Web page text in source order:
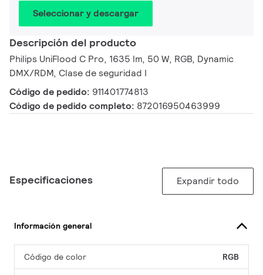
Seleccionar y descargar
Descripción del producto
Philips UniFlood C Pro, 1635 lm, 50 W, RGB, Dynamic
DMX/RDM, Clase de seguridad I
Código de pedido: 911401774813
Código de pedido completo: 872016950463999
Especificaciones Expandir todo
Información general
Código de color RGB